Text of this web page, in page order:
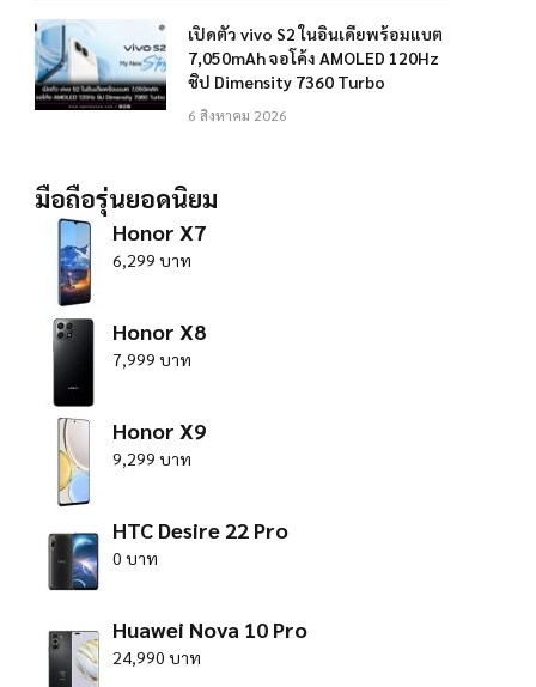
เปิดตัว vivo S2 ในอินเดียพร้อมแบต
7,050mAh จอโค้ง AMOLED 120Hz
ชิป Dimensity 7360 Turbo
6 สิงหาคม 2026
มือถือรุ่นยอดนิยม
Honor X7
6,299 บาท
Honor X8
7,999 บาท
Honor X9
9,299 บาท
HTC Desire 22 Pro
0 บาท
Huawei Nova 10 Pro
24,990 บาท